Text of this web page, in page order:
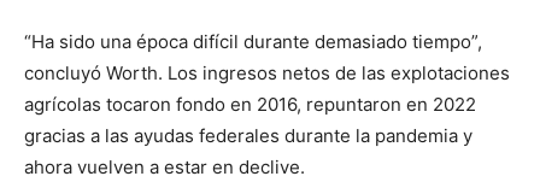
“Ha sido una época difícil durante demasiado tiempo”,
concluyó Worth. Los ingresos netos de las explotaciones
agrícolas tocaron fondo en 2016, repuntaron en 2022
gracias a las ayudas federales durante la pandemia y
ahora vuelven a estar en declive.